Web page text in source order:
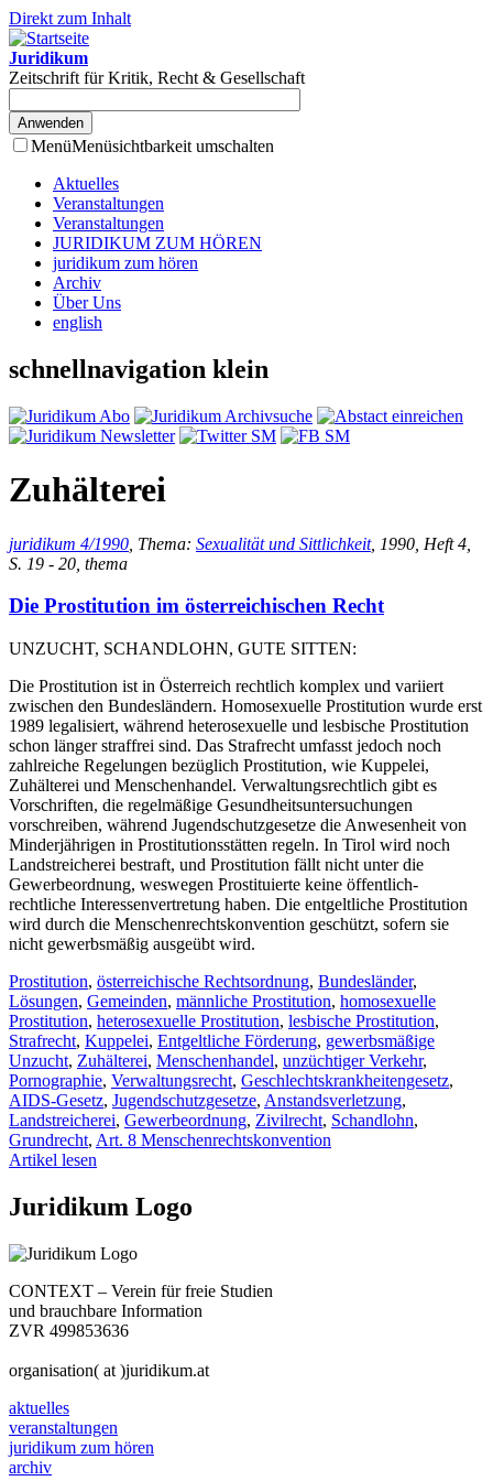
Direkt zum Inhalt
Juridikum
Zeitschrift für Kritik, Recht & Gesellschaft
MenüMenüsichtbarkeit umschalten
Aktuelles
Veranstaltungen
Veranstaltungen
JURIDIKUM ZUM HÖREN
juridikum zum hören
Archiv
Über Uns
english
schnellnavigation klein
Zuhälterei
juridikum 4/1990 , Thema: Sexualität und Sittlichkeit, 1990, Heft 4,
S. 19 - 20, thema
Die Prostitution im österreichischen Recht
UNZUCHT, SCHANDLOHN, GUTE SITTEN:
Die Prostitution ist in Österreich rechtlich komplex und variiert
zwischen den Bundesländern. Homosexuelle Prostitution wurde erst
1989 legalisiert, während heterosexuelle und lesbische Prostitution
schon länger straffrei sind. Das Strafrecht umfasst jedoch noch
zahlreiche Regelungen bezüglich Prostitution, wie Kuppelei,
Zuhälterei und Menschenhandel. Verwaltungsrechtlich gibt es
Vorschriften, die regelmäßige Gesundheitsuntersuchungen
vorschreiben, während Jugendschutzgesetze die Anwesenheit von
Minderjährigen in Prostitutionsstätten regeln. In Tirol wird noch
Landstreicherei bestraft, und Prostitution fällt nicht unter die
Gewerbeordnung, weswegen Prostituierte keine öffentlich-
rechtliche Interessenvertretung haben. Die entgeltliche Prostitution
wird durch die Menschenrechtskonvention geschützt, sofern sie
nicht gewerbsmäßig ausgeübt wird.
Prostitution, österreichische Rechtsordnung, Bundesländer,
Lösungen, Gemeinden, männliche Prostitution, homosexuelle
Prostitution, heterosexuelle Prostitution, lesbische Prostitution,
Strafrecht, Kuppelei, Entgeltliche Förderung, gewerbsmäßige
Unzucht, Zuhälterei, Menschenhandel, unzüchtiger Verkehr,
Pornographie, Verwaltungsrecht, Geschlechtskrankheitengesetz,
AIDS-Gesetz, Jugendschutzgesetze, Anstandsverletzung,
Landstreicherei, Gewerbeordnung, Zivilrecht, Schandlohn,
Grundrecht, Art. 8 Menschenrechtskonvention
Artikel lesen
Juridikum Logo
CONTEXT – Verein für freie Studien
und brauchbare Information
ZVR 499853636
organisation( at )juridikum.at
aktuelles
veranstaltungen
juridikum zum hören
archiv